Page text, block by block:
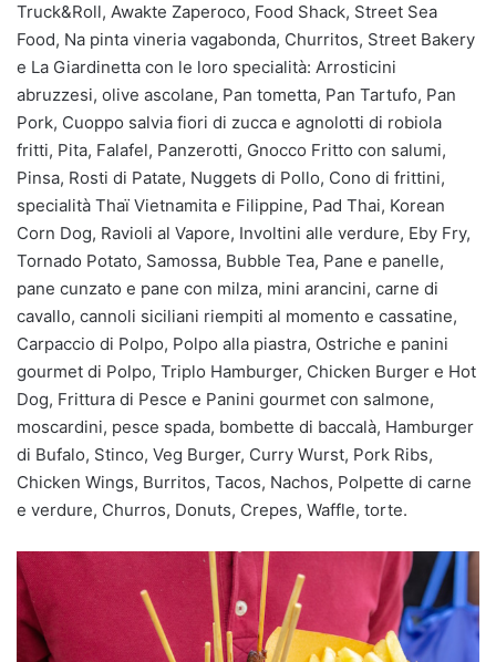
Truck&Roll, Awakte Zaperoco, Food Shack, Street Sea
Food, Na pinta vineria vagabonda, Churritos, Street Bakery
e La Giardinetta con le loro specialità: Arrosticini
abruzzesi, olive ascolane, Pan tometta, Pan Tartufo, Pan
Pork, Cuoppo salvia fiori di zucca e agnolotti di robiola
fritti, Pita, Falafel, Panzerotti, Gnocco Fritto con salumi,
Pinsa, Rosti di Patate, Nuggets di Pollo, Cono di frittini,
specialità Thaï Vietnamita e Filippine, Pad Thai, Korean
Corn Dog, Ravioli al Vapore, Involtini alle verdure, Eby Fry,
Tornado Potato, Samossa, Bubble Tea, Pane e panelle,
pane cunzato e pane con milza, mini arancini, carne di
cavallo, cannoli siciliani riempiti al momento e cassatine,
Carpaccio di Polpo, Polpo alla piastra, Ostriche e panini
gourmet di Polpo, Triplo Hamburger, Chicken Burger e Hot
Dog, Frittura di Pesce e Panini gourmet con salmone,
moscardini, pesce spada, bombette di baccalà, Hamburger
di Bufalo, Stinco, Veg Burger, Curry Wurst, Pork Ribs,
Chicken Wings, Burritos, Tacos, Nachos, Polpette di carne
e verdure, Churros, Donuts, Crepes, Waffle, torte.